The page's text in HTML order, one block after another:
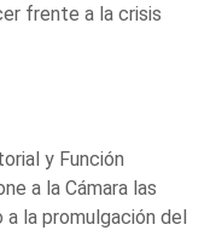
frente a la crisis
y Función
a la Cámara las
a la promulgación del